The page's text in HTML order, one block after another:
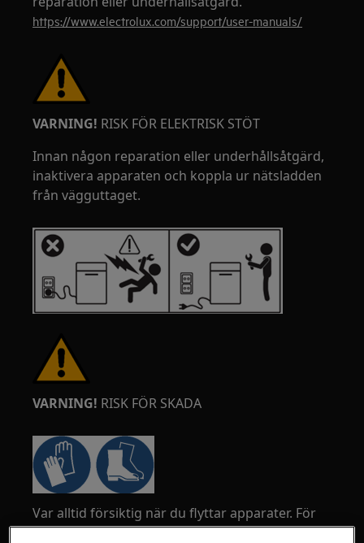
https://www.electrolux.com/support/user-manuals/
VARNING! RISK FÖR ELEKTRISK STÖT
Innan någon reparation eller underhållsåtgärd,
inaktivera apparaten och koppla ur nätsladden
från vägguttaget.
VARNING! RISK FÖR SKADA
Var alltid försiktig när du flyttar apparater. För
tunga apparater är det säkrast att två personer